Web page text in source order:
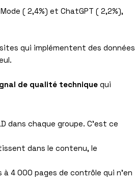
( 2,4%) et ChatGPT ( 2,2%),
qui implémentent des données
de qualité technique qui
dans chaque groupe. C’est ce
dans le contenu, le
4 000 pages de contrôle qui n’en